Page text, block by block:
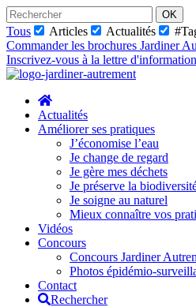
Skip
to
content
Tous Articles Actualités
Commander les brochures Jardiner
Inscrivez-vous à la lettre d'information
Actualités
Améliorer ses pratiques
J’économise l’eau
Je change de regard
Je gère mes déchets
Je préserve la
Je soigne au naturel
Mieux connaître vos
Vidéos
Concours
Concours Jardiner
Photos épidémio-
Contact
Rechercher